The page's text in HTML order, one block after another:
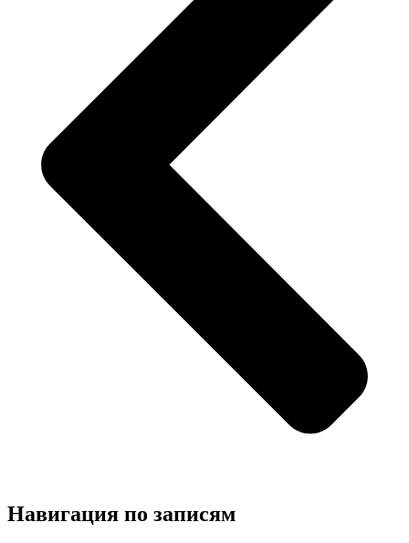
Навигация по записям